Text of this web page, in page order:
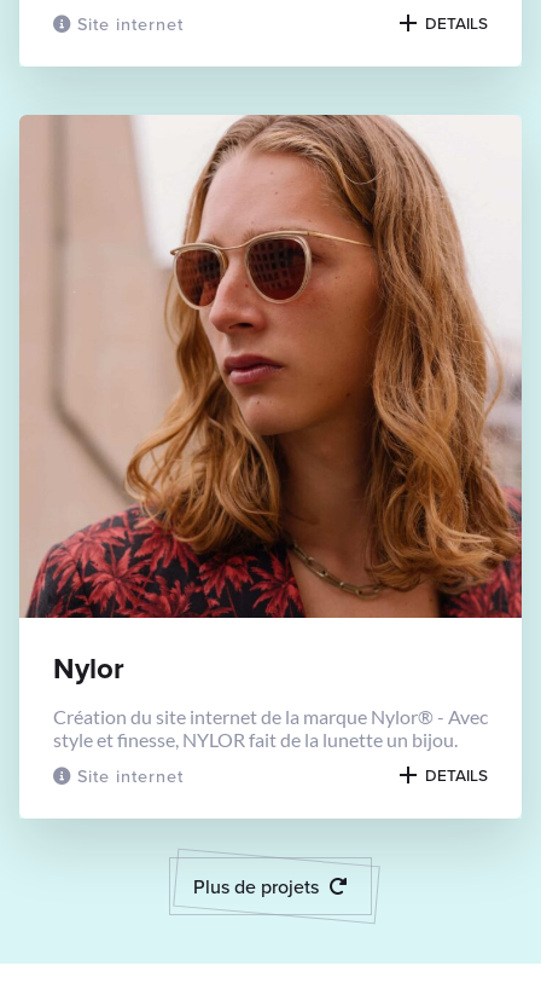
Site internet DETAILS
Site internet
Nylor
Création du site internet de la marque Nylor® - Avec
style et finesse, NYLOR fait de la lunette un bijou.
DETAILS
Plus de projets